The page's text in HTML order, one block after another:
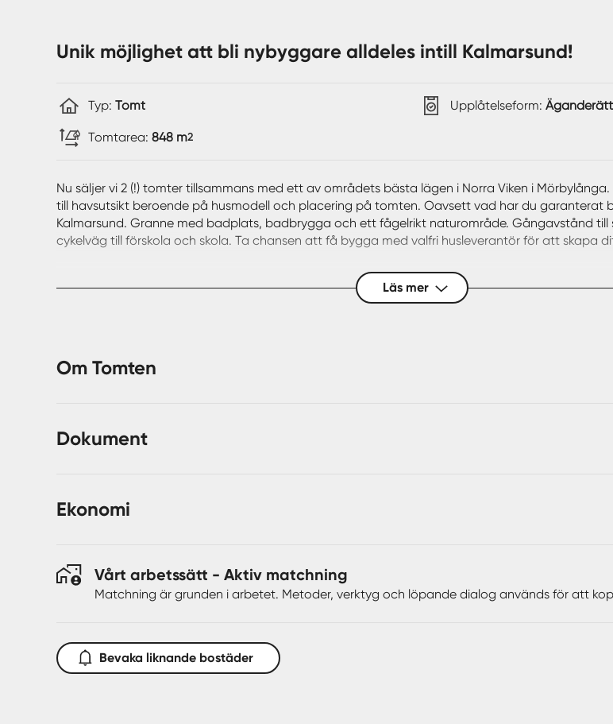
Unik möjlighet att bli nybyggare alldeles intill Kalmarsund!
Typ: Tomt
Tomtarea: 848 m2
Upplåtelseform: Äganderätt
Nu säljer vi 2 (!) tomter tillsammans med ett av områdets bästa lägen i Norra Viken i
till havsutsikt beroende på husmodell och placering på tomten. Oavsett vad har du garanterat
Kalmarsund. Granne med badplats, badbrygga och ett fågelrikt naturområde. Gångavstånd till
cykelväg till förskola och skola. Ta chansen att få bygga med valfri husleverantör för att skapa
Se bifogad plankarta för detaljer om byggrätterna på fastigheterna.
Läs mer
Om Tomten
Dokument
Ekonomi
Vårt arbetssätt - Aktiv matchning
Matchning är grunden i arbetet. Metoder, verktyg och löpande dialog används för att
Bevaka liknande bostäder